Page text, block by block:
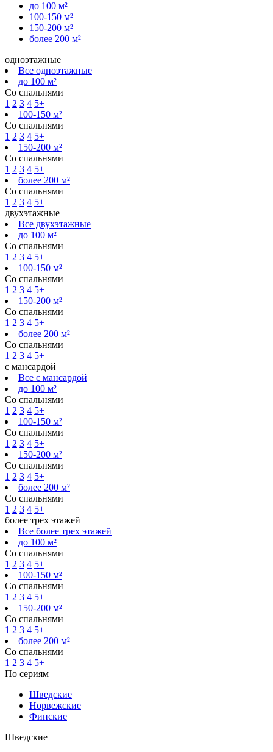
до 100 м²
100-150 м²
150-200 м²
более 200 м²
одноэтажные
Все одноэтажные
до 100 м²
Со спальнями
1 2 3 4 5+
100-150 м²
Со спальнями
1 2 3 4 5+
150-200 м²
Со спальнями
1 2 3 4 5+
более 200 м²
Со спальнями
1 2 3 4 5+
двухэтажные
Все двухэтажные
до 100 м²
Со спальнями
1 2 3 4 5+
100-150 м²
Со спальнями
1 2 3 4 5+
150-200 м²
Со спальнями
1 2 3 4 5+
более 200 м²
Со спальнями
1 2 3 4 5+
с мансардой
Все с мансардой
до 100 м²
Со спальнями
1 2 3 4 5+
100-150 м²
Со спальнями
1 2 3 4 5+
150-200 м²
Со спальнями
1 2 3 4 5+
более 200 м²
Со спальнями
1 2 3 4 5+
более трех этажей
Все более трех этажей
до 100 м²
Со спальнями
1 2 3 4 5+
100-150 м²
Со спальнями
1 2 3 4 5+
150-200 м²
Со спальнями
1 2 3 4 5+
более 200 м²
Со спальнями
1 2 3 4 5+
По сериям
Шведские
Норвежские
Финские
Шведские